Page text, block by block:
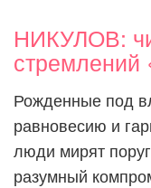
НИКУЛОВ:
стремлений
Рожденные под
равновесию и
люди мирят
разумный